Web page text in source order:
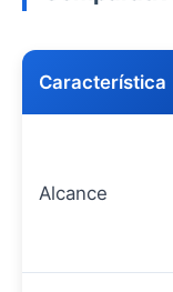
Característica
Alcance